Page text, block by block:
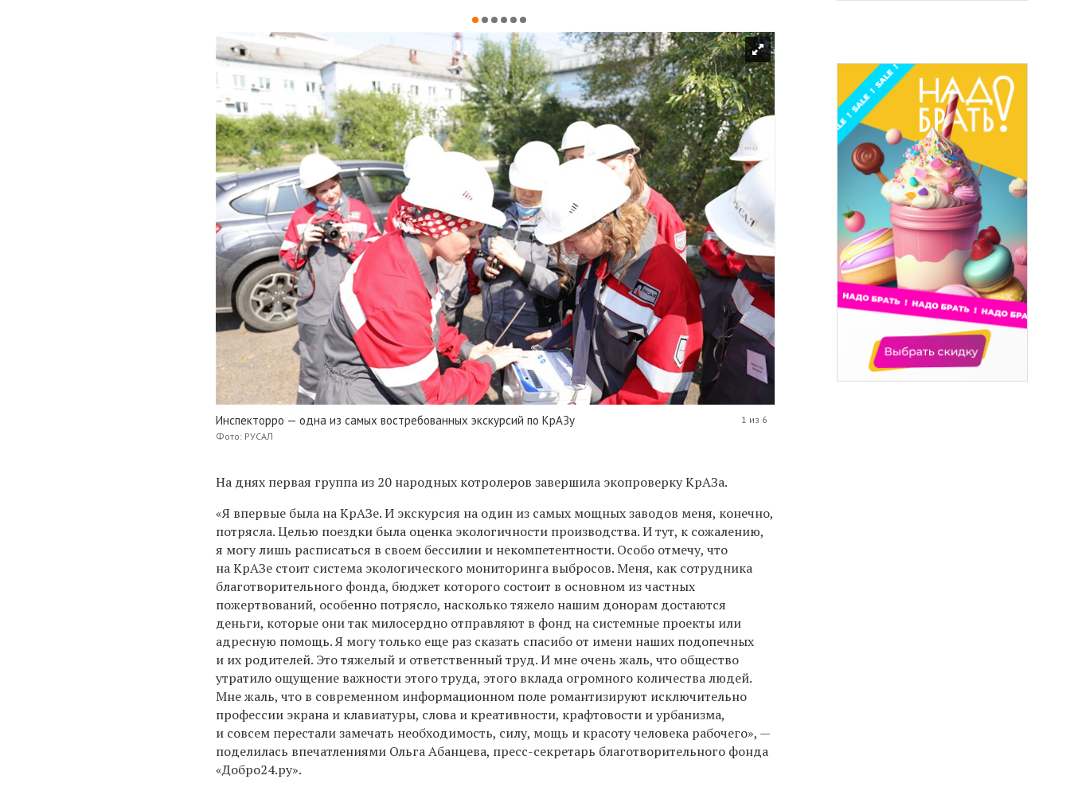
Инспекторро — одна из самых востребованных экскурсий по КрАЗу
Фото: РУСАЛ
1 из 6
На днях первая группа из 20 народных котролеров завершила экопроверку КрАЗа.
«Я впервые была на КрАЗе. И экскурсия на один из самых мощных заводов меня, конечно,
потрясла. Целью поездки была оценка экологичности производства. И тут, к сожалению,
я могу лишь расписаться в своем бессилии и некомпетентности. Особо отмечу, что
на КрАЗе стоит система экологического мониторинга выбросов. Меня, как сотрудника
благотворительного фонда, бюджет которого состоит в основном из частных
пожертвований, особенно потрясло, насколько тяжело нашим донорам достаются
деньги, которые они так милосердно отправляют в фонд на системные проекты или
адресную помощь. Я могу только еще раз сказать спасибо от имени наших подопечных
и их родителей. Это тяжелый и ответственный труд. И мне очень жаль, что общество
утратило ощущение важности этого труда, этого вклада огромного количества людей.
Мне жаль, что в современном информационном поле романтизируют исключительно
профессии экрана и клавиатуры, слова и креативности, крафтовости и урбанизма,
и совсем перестали замечать необходимость, силу, мощь и красоту человека рабочего», —
поделилась впечатлениями Ольга Абанцева, пресс-секретарь благотворительного фонда
«Добро24.ру».